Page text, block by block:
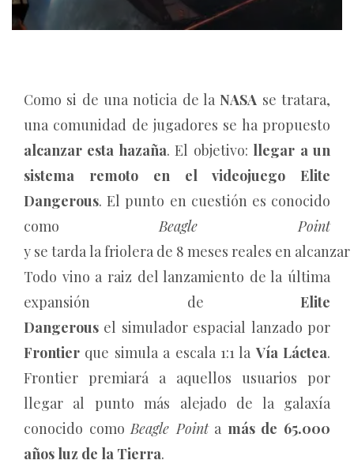
Como si de una noticia de la NASA se tratara,
una comunidad de jugadores se ha propuesto
alcanzar esta hazaña. El objetivo: llegar a un
sistema remoto en el videojuego Elite
Dangerous. El punto en cuestión es conocido
comoBeagle Point
y se tarda la friolera de 8 meses reales en alcanzar
Todo vino a raiz del lanzamiento de la última
expansión de Elite
Dangerous el simulador espacial lanzado por
Frontier que simula a escala 1:1 laVía Láctea.
Frontier premiará a aquellos usuarios por
llegar al punto más alejado de la galaxía
conocido comoBeagle Pointa más de 65.000
años luz de la Tierra.